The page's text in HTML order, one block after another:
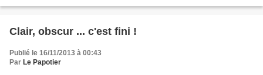
Clair, obscur ... c'est fini !
Publié le 16/11/2013 à 00:43
Par Le Papotier